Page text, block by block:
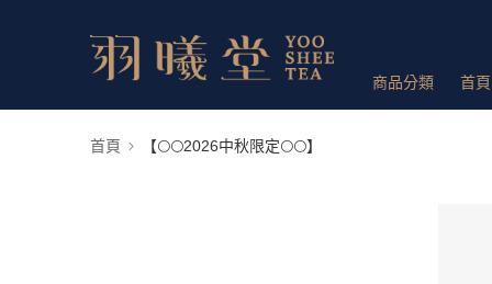
商品分類 首頁
首頁 【🌕🌕2026中秋限定🌕🌕】